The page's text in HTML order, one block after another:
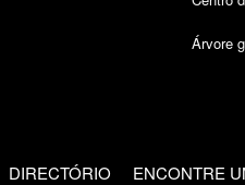
Árvore
DIRECTÓRIO ENCONTRE